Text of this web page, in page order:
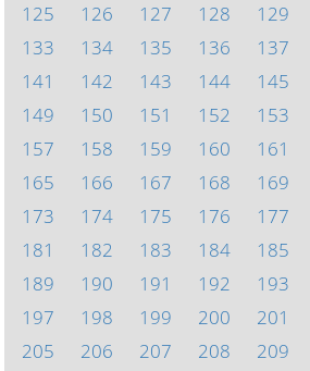
125
126 127 128 129
133
134 135 136 137
141
142 143 144 145
149
150 151 152 153
157
158 159 160 161
165
166 167 168 169
173
174 175 176 177
181
182 183 184 185
189
190 191 192 193
197
198 199 200 201
205
206 207 208 209